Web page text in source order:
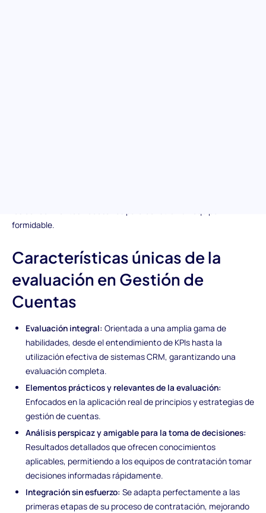
formidable.
Características únicas de la
evaluación en Gestión de
Cuentas
Evaluación integral: Orientada a una amplia gama de
habilidades, desde el entendimiento de KPIs hasta la
utilización efectiva de sistemas CRM, garantizando una
evaluación completa.
Elementos prácticos y relevantes de la evaluación:
Enfocados en la aplicación real de principios y estrategias de
gestión de cuentas.
Análisis perspicaz y amigable para la toma de decisiones:
Resultados detallados que ofrecen conocimientos
aplicables, permitiendo a los equipos de contratación tomar
decisiones informadas rápidamente.
Integración sin esfuerzo: Se adapta perfectamente a las
primeras etapas de su proceso de contratación, mejorando